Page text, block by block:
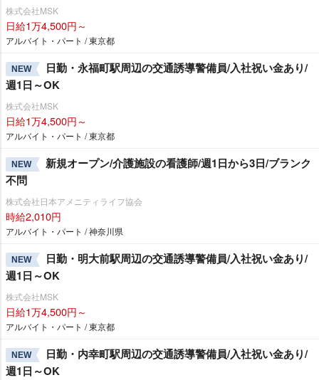
株式会社MSK
日給1万4,500円～
アルバイト・パート / 東京都
NEW
日勤・永福町駅周辺の交通誘導警備員/入社祝い金あり/
週1日～OK
株式会社MSK
日給1万4,500円～
アルバイト・パート / 東京都
NEW
新規オープン/介護施設の看護師/週1日から3日/ブランク
不問
株式会社日本アメニティライフ協会
時給2,010円
アルバイト・パート / 神奈川県
NEW
日勤・明大前駅周辺の交通誘導警備員/入社祝い金あり/
週1日～OK
株式会社MSK
日給1万4,500円～
アルバイト・パート / 東京都
NEW
日勤・内幸町駅周辺の交通誘導警備員/入社祝い金あり/
週1日～OK